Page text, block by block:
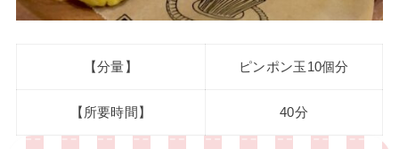
【分量】 ピンポン玉10個分
【所要時間】 40分